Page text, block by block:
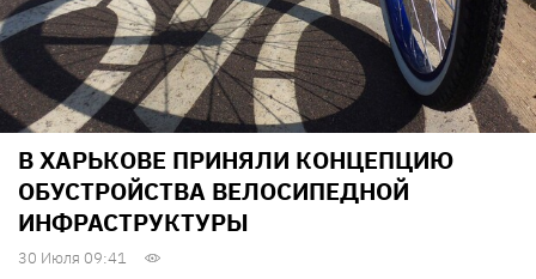
В ХАРЬКОВЕ ПРИНЯЛИ КОНЦЕПЦИЮ
ОБУСТРОЙСТВА ВЕЛОСИПЕДНОЙ
ИНФРАСТРУКТУРЫ
30 Июля 09:41